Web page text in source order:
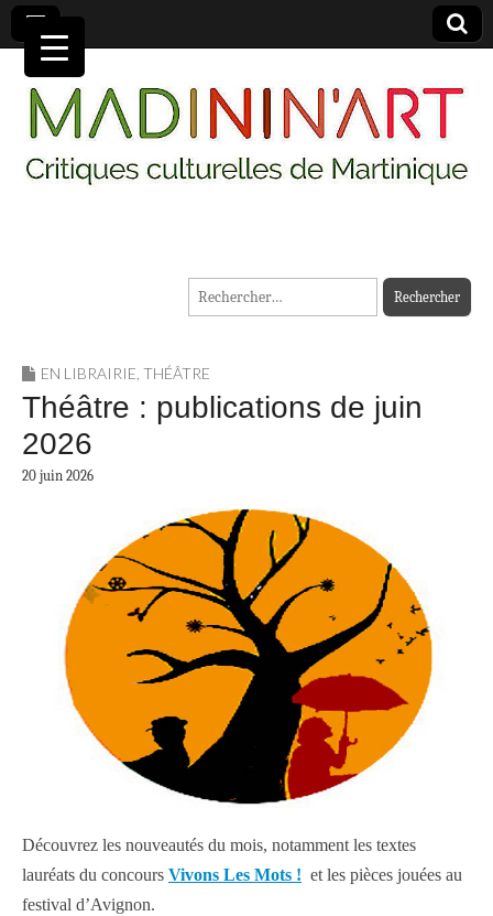
MADININ'ART
Rechercher :
EN LIBRAIRIE, THÉÂTRE
Théâtre : publications de juin
2026
20 juin 2026
Découvrez les nouveautés du mois, notamment les textes
lauréats du concours Vivons Les Mots ! et les pièces jouées au
festival d’Avignon.